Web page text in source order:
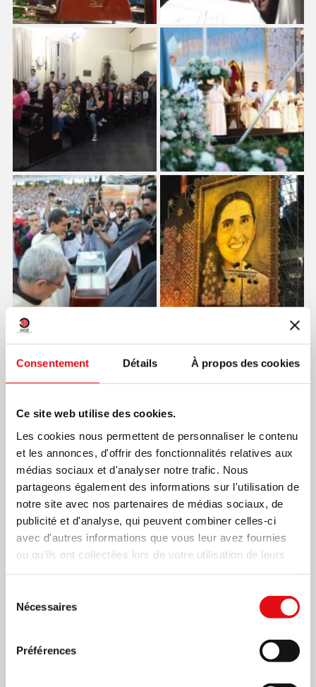
Consentement Détails À propos des cookies
Ce site web utilise des cookies.
Les cookies nous permettent de personnaliser le contenu
et les annonces, d'offrir des fonctionnalités relatives aux
médias sociaux et d'analyser notre trafic. Nous
partageons également des informations sur l'utilisation de
notre site avec nos partenaires de médias sociaux, de
publicité et d'analyse, qui peuvent combiner celles-ci
avec d'autres informations que vous leur avez fournies
ou qu'ils ont collectées lors de votre utilisation de leurs
Nécessaires
Préférences